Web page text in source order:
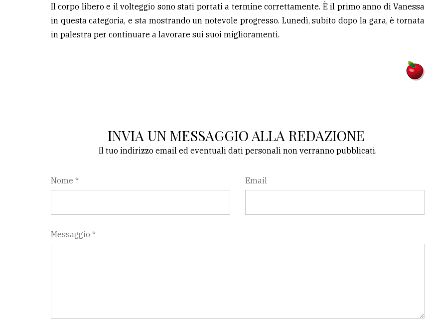
Il corpo libero e il volteggio sono stati portati a termine correttamente. È il primo anno di Vanessa
in questa categoria, e sta mostrando un notevole progresso. Lunedì, subito dopo la gara, è tornata
in palestra per continuare a lavorare sui suoi miglioramenti.
INVIA UN MESSAGGIO ALLA REDAZIONE
Il tuo indirizzo email ed eventuali dati personali non verranno pubblicati.
Nome * Email
Messaggio *